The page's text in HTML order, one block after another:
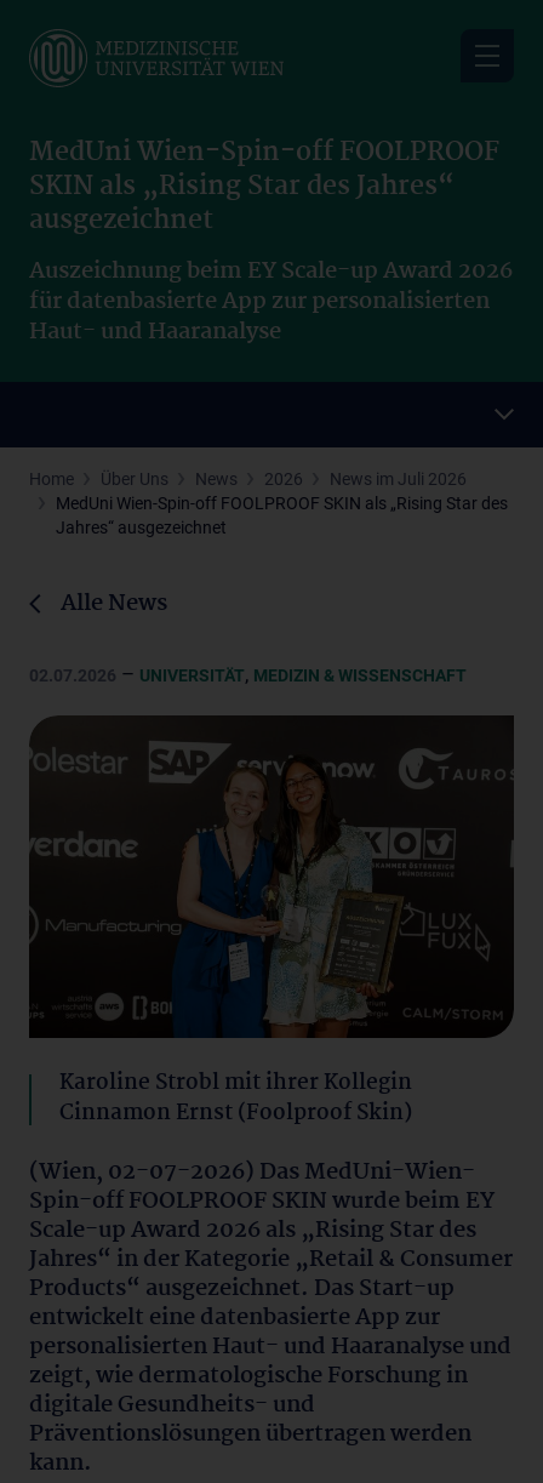
main
MedUni Wien-Spin-off FOOLPROOF
SKIN als „Rising Star des Jahres“
ausgezeichnet
Auszeichnung beim EY Scale-up Award 2026
für datenbasierte App zur personalisierten
Haut- und Haaranalyse
Home Über Uns News 2026
News im Juli 2026
MedUni Wien-Spin-off FOOLPROOF SKIN als „Rising Star des
Jahres“ ausgezeichnet
Alle News
02.07.2026 – UNIVERSITÄT, MEDIZIN & WISSENSCHAFT
Karoline Strobl mit ihrer Kollegin
Cinnamon Ernst (Foolproof Skin)
(Wien, 02-07-2026) Das MedUni-Wien-
Spin-off FOOLPROOF SKIN wurde beim EY
Scale-up Award 2026 als „Rising Star des
Jahres“ in der Kategorie „Retail & Consumer
Products“ ausgezeichnet. Das Start-up
entwickelt eine datenbasierte App zur
personalisierten Haut- und Haaranalyse und
zeigt, wie dermatologische Forschung in
digitale Gesundheits- und
Präventionslösungen übertragen werden
kann.